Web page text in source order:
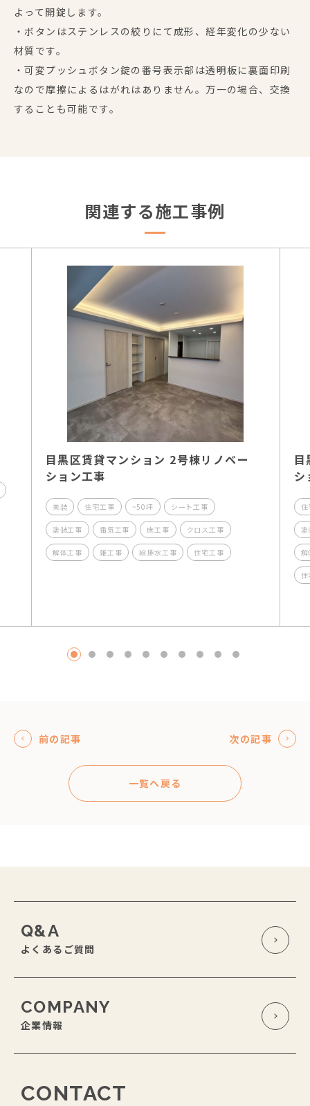
よって開錠します。
・ボタンはステンレスの絞りにて成形、経年変化の少ない
材質です。
・可変プッシュボタン錠の番号表示部は透明板に裏面印刷
なので摩擦によるはがれはありません。万一の場合、交換
することも可能です。
関連する施工事例
目黒区賃貸マンション 2号棟リノベー
ション工事
美装 住宅工事 ~50坪 シート工事
塗装工事 電気工事 床工事 クロス工事
解体工事 雑工事 給排水工事 住宅工事
シ
住
塗
解
住
1
2 3 4 5 6 7 8
前の記事 次の記事
一覧へ戻る
Q&A
よくあるご質問
COMPANY
企業情報
CONTACT